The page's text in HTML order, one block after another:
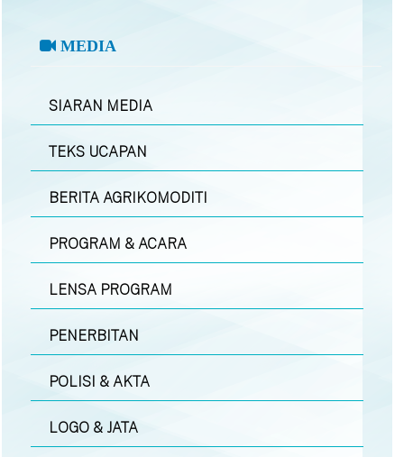
MEDIA
SIARAN MEDIA
TEKS UCAPAN
BERITA AGRIKOMODITI
PROGRAM & ACARA
LENSA PROGRAM
PENERBITAN
POLISI & AKTA
LOGO & JATA